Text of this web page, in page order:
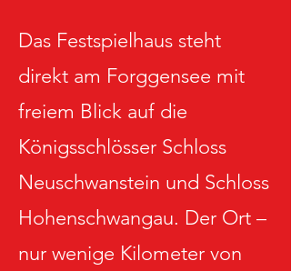
Das Festspielhaus steht
direkt am Forggensee mit
freiem Blick auf die
Königsschlösser Schloss
Neuschwanstein und Schloss
Hohenschwangau. Der Ort –
nur wenige Kilometer von